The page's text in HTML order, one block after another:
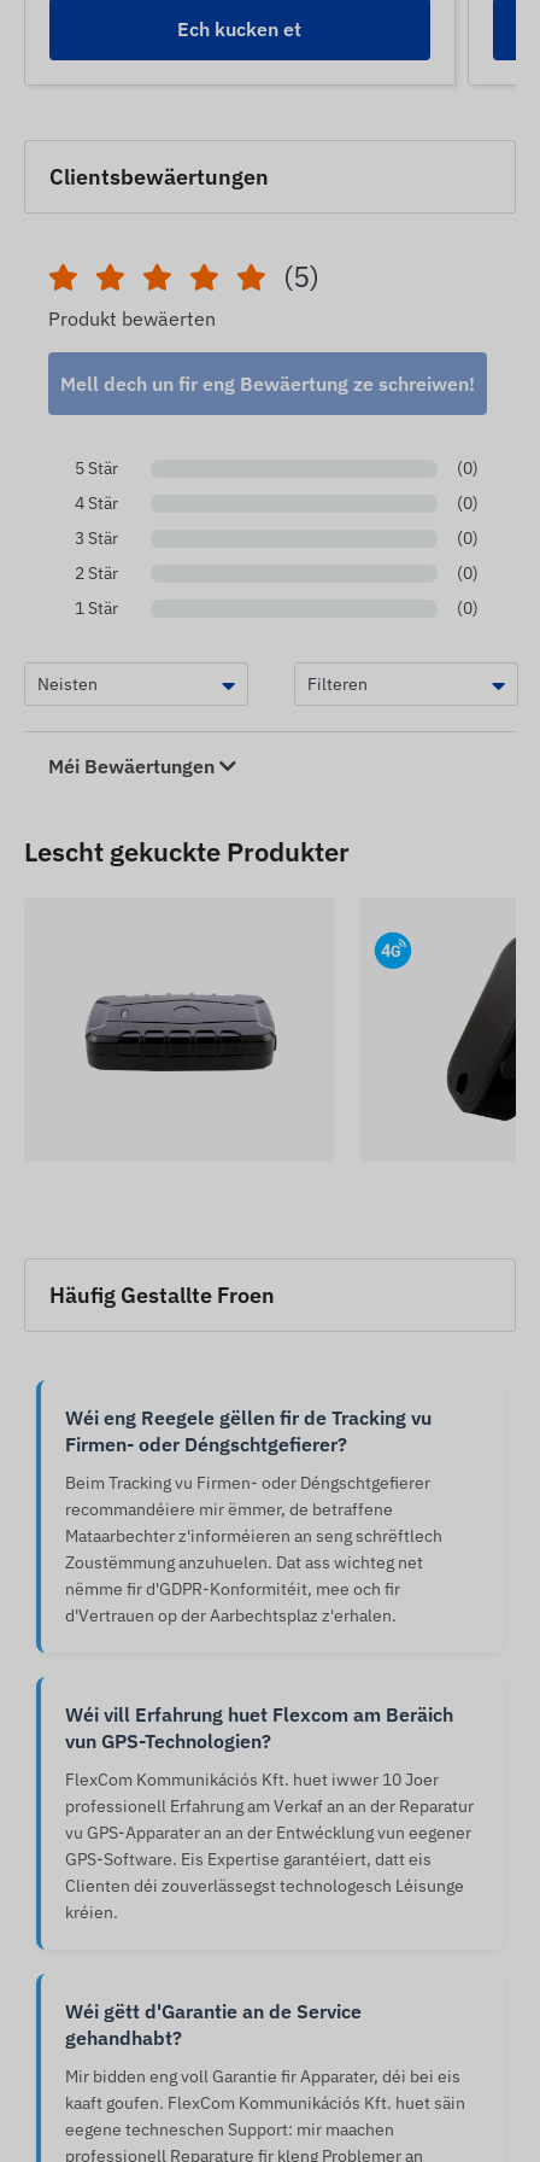
Ech kucken et
Clientsbewäertungen
(5)
Produkt bewäerten
Mell dech un fir eng Bewäertung ze schreiwen!
5 Stär
(0)
4 Stär
(0)
3 Stär
(0)
2 Stär
(0)
1 Stär
(0)
Méi Bewäertungen
Lescht gekuckte Produkter
Häufig Gestallte Froen
Wéi eng Reegele gëllen fir de Tracking vu
Firmen- oder Déngschtgefierer?
Beim Tracking vu Firmen- oder Déngschtgefierer
recommandéiere mir ëmmer, de betraffene
Mataarbechter z'informéieren an seng schrëftlech
Zoustëmmung anzuhuelen. Dat ass wichteg net
nëmme fir d'GDPR-Konformitéit, mee och fir
d'Vertrauen op der Aarbechtsplaz z'erhalen.
Wéi vill Erfahrung huet Flexcom am Beräich
vun GPS-Technologien?
FlexCom Kommunikációs Kft. huet iwwer 10 Joer
professionell Erfahrung am Verkaf an an der Reparatur
vu GPS-Apparater an an der Entwécklung vun eegener
GPS-Software. Eis Expertise garantéiert, datt eis
Clienten déi zouverlässegst technologesch Léisunge
kréien.
Wéi gëtt d'Garantie an de Service
gehandhabt?
Mir bidden eng voll Garantie fir Apparater, déi bei eis
kaaft goufen. FlexCom Kommunikációs Kft. huet säin
eegene techneschen Support: mir maachen
professionell Reparature fir kleng Problemer an